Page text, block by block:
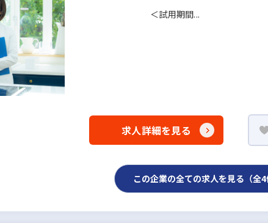
＜試用期間...
求人詳細を見る
この企業の全ての求人を見る（全